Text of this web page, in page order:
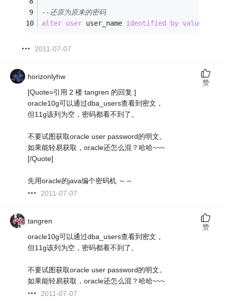
--还原为原来的密码
alter user user_name identified by values
2011-07-07
horizonlyhw
[Quote=引用 2 楼 tangren 的回复:]
oracle10g可以通过dba_users查看到密文，
但11g该列为空，密码都看不到了。
不要试图获取oracle user password的明文。
如果能轻易获取，oracle还怎么混？哈哈~~~
[/Quote]
先用oracle的java编个密码机 ～～
2011-07-07
赞
tangren
oracle10g可以通过dba_users查看到密文，
但11g该列为空，密码都看不到了。
不要试图获取oracle user password的明文。
如果能轻易获取，oracle还怎么混？哈哈~~~
2011-07-07
赞